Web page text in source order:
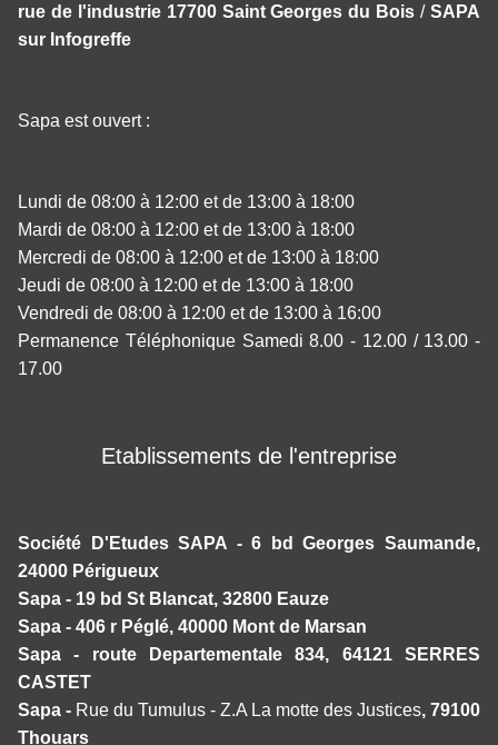
rue de l'industrie 17700 Saint Georges du Bois /SAPA
sur Infogreffe
Sapa est ouvert :
Lundi de 08:00 à 12:00 et de 13:00 à 18:00
Mardi de 08:00 à 12:00 et de 13:00 à 18:00
Mercredi de 08:00 à 12:00 et de 13:00 à 18:00
Jeudi de 08:00 à 12:00 et de 13:00 à 18:00
Vendredi de 08:00 à 12:00 et de 13:00 à 16:00
Permanence Téléphonique Samedi 8.00 - 12.00 / 13.00 -
17.00
Etablissements de l'entreprise
Société D'Etudes SAPA - 6 bd Georges Saumande,
24000 Périgueux
Sapa - 19 bd St Blancat, 32800 Eauze
Sapa - 406 r Péglé, 40000 Mont de Marsan
Sapa - route Departementale 834, 64121 SERRES
CASTET
Sapa - Rue du Tumulus - Z.A La motte des Justices, 79100
Thouars